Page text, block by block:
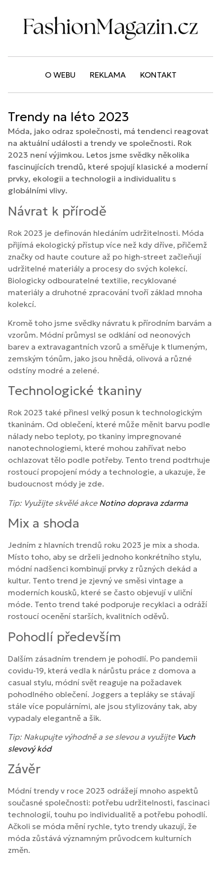
O WEBU REKLAMA KONTAKT
Trendy na léto 2023
Móda, jako odraz společnosti, má tendenci reagovat
na aktuální události a trendy ve společnosti. Rok
2023 není výjimkou. Letos jsme svědky několika
fascinujících trendů, které spojují klasické a moderní
prvky, ekologii a technologii a individualitu s
globálními vlivy.
Návrat k přírodě
Rok 2023 je definován hledáním udržitelnosti. Móda
přijímá ekologický přístup více než kdy dříve, přičemž
značky od haute couture až po high-street začleňují
udržitelné materiály a procesy do svých kolekcí.
Biologicky odbouratelné textilie, recyklované
materiály a druhotné zpracování tvoří základ mnoha
kolekcí.
Kromě toho jsme svědky návratu k přírodním barvám a
vzorům. Módní průmysl se odklání od neonových
barev a extravagantních vzorů a směřuje k tlumeným,
zemským tónům, jako jsou hnědá, olivová a různé
odstíny modré a zelené.
Technologické tkaniny
Rok 2023 také přinesl velký posun k technologickým
tkaninám. Od oblečení, které může měnit barvu podle
nálady nebo teploty, po tkaniny impregnované
nanotechnologiemi, které mohou zahřívat nebo
ochlazovat tělo podle potřeby. Tento trend podtrhuje
rostoucí propojení módy a technologie, a ukazuje, že
budoucnost módy je zde.
Tip: Využijte skvělé akce Notino doprava zdarma
Mix a shoda
Jedním z hlavních trendů roku 2023 je mix a shoda.
Místo toho, aby se drželi jednoho konkrétního stylu,
módní nadšenci kombinují prvky z různých dekád a
kultur. Tento trend je zjevný ve směsi vintage a
moderních kousků, které se často objevují v uliční
móde. Tento trend také podporuje recyklaci a odráží
rostoucí ocenění starších, kvalitních oděvů.
Pohodlí především
Dalším zásadním trendem je pohodlí. Po pandemii
covidu-19, která vedla k nárůstu práce z domova a
casual stylu, módní svět reaguje na požadavek
pohodlného oblečení. Joggers a tepláky se stávají
stále více populárními, ale jsou stylizovány tak, aby
vypadaly elegantně a šik.
Tip: Nakupujte výhodně a se slevou a využijte Vuch
slevový kód
Závěr
Módní trendy v roce 2023 odrážejí mnoho aspektů
současné společnosti: potřebu udržitelnosti, fascinaci
technologií, touhu po individualitě a potřebu pohodlí.
Ačkoli se móda mění rychle, tyto trendy ukazují, že
móda zůstává významným průvodcem kulturních
změn.